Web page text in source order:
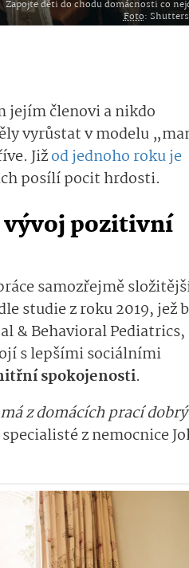
Zapojte děti do chodu domácnosti co
Foto:
jejím členovi a nikdo
vyrůstat v modelu
Jižod jednoho roku je
posílí pocit hrdosti.
vývoj pozitivní
samozřejmě
studie z roku 2019, jež
& Behavioral Pediatrics,
s lepšími sociálními
spokojenosti.
z domácích prací dobrý
z nemocnice